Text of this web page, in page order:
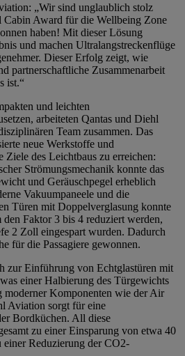
„Wir sind unglaublich stolz
Cabin Award für die Wellbeing Zone
haben! Mit dieser Lösung
und machen Ultralangstreckenflüge
Dieser Erfolg zeigt, wie
partnerschaftliche Zusammenarbeit
ist.“
und leichten
arbeiteten Qantas und Diehl
Team zusammen. Das
neue Werkstoffe und
Ziele des Leichtbaus zu erreichen:
Strömungsmechanik konnte das
und Geräuschpegel erheblich
Vakuumpaneele und die
Türen mit Doppelverglasung konnte
Faktor 3 bis 4 reduziert werden,
2 Zoll eingespart wurden. Dadurch
für die Passagiere gewonnen.
zur Einführung von Echtglastüren mit
einer Halbierung des Türgewichts
moderner Komponenten wie der Air
Aviation sorgt für eine
Bordküchen. All diese
zu einer Einsparung von etwa 40
Reduzierung der CO2-